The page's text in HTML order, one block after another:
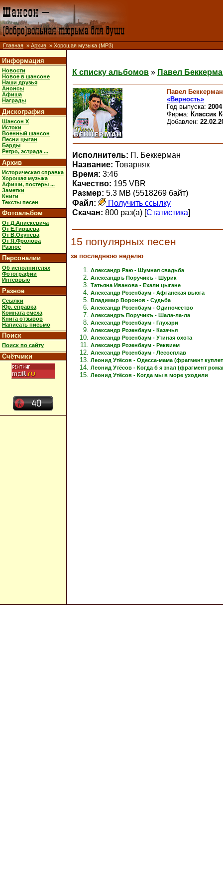
Главная » Архив » Хорошая музыка (MP3)
Информация
Новости
Новое в шансоне
Наши друзья
Анонсы
Афиша
Награды
Дискография
Шансон X
Истоки
Военный шансон
Песни цыган
Барды
Ретро, эстрада ...
Архив
Историческая справка
Хорошая музыка
Афиши, постеры ...
Заметки
Книги
Тексты песен
Фотоальбом
От Д.Анискевича
От Е.Гиршева
От В.Окунева
От Я.Фролова
Разное
Персоналии
Об исполнителях
Фотографии
Интервью
Разное
Ссылки
Юр. справка
Комната смеха
Книга отзывов
Написать письмо
Поиск
Поиск по сайту
Счётчики
К списку альбомов » Павел
Павел Беккерман
«Верность»
Год выпуска: 2004
Фирма: Классик
Добавлен:
Исполнитель: П. Беккерман
Название: Товарняк
Время: 3:46
Качество: 195 VBR
Размер: 5.3 MB (5518269 байт)
Файл:
Получить ссылку
Скачан: 800 раз(а) [Статистика]
15 популярных песен
за последнюю неделю
Александр Раю - Шумная свадьба
Александръ Поручикъ - Шурик
Татьяна Иванова - Ехали цыгане
Александр Розенбаум - Афганская вьюга
Владимир Воронов - Судьба
Александр Розенбаум - Одиночество
Александръ Поручикъ - Шала-ла-ла
Александр Розенбаум - Глухари
Александр Розенбаум - Казачья
Александр Розенбаум - Утиная охота
Александр Розенбаум - Реквием
Александр Розенбаум - Лесосплав
Леонид Утёсов - Одесса-мама (фрагмент
Леонид Утёсов - Когда б я знал (фрагмент
Леонид Утёсов - Когда мы в море уходили